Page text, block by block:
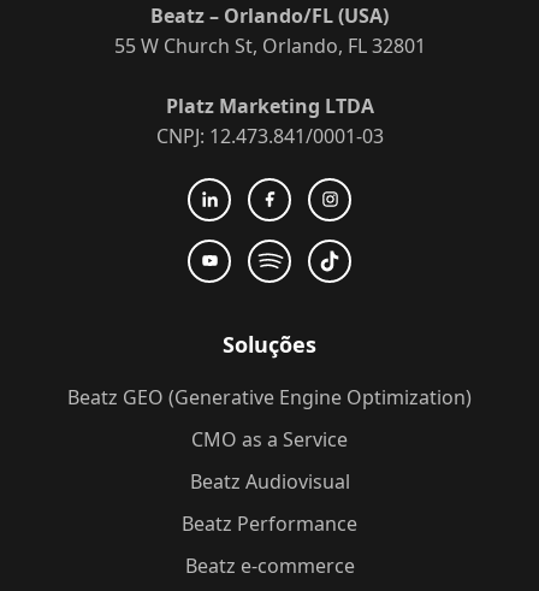
Beatz – Orlando/FL (USA)
55 W Church St, Orlando, FL 32801
Platz Marketing LTDA
CNPJ: 12.473.841/0001-03
Soluções
Beatz GEO (Generative Engine Optimization)
CMO as a Service
Beatz Audiovisual
Beatz Performance
Beatz e-commerce